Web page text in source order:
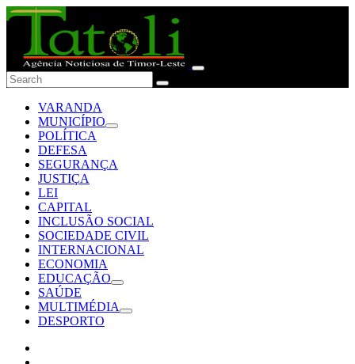
VARANDA
MUNICÍPIO
POLÍTICA
DEFESA
SEGURANÇA
JUSTIÇA
LEI
CAPITAL
INCLUSÃO SOCIAL
SOCIEDADE CIVIL
INTERNACIONAL
ECONOMIA
EDUCAÇÃO
SAÚDE
MULTIMÉDIA
DESPORTO